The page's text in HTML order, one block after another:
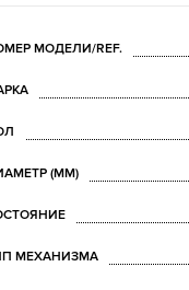
МОДЕЛИ/REF.
(MM)
МЕХАНИЗМА